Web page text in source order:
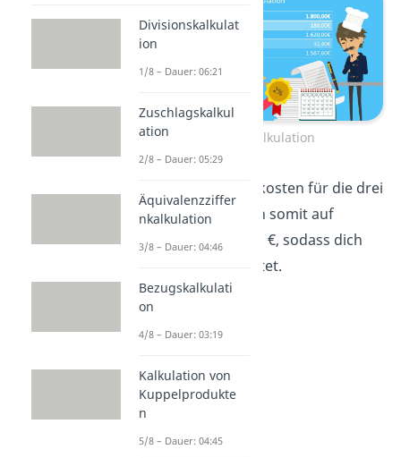
Bezugskalkulation
Die Anschaffungskosten für die drei
Öfen belaufen sich somit auf
insgesamt 1787,60 €, sodass dich
einer 595,87 € kostet.
Divisionskalkulat
ion
1/8 – Dauer: 06:21
Zuschlagskalkul
ation
2/8 – Dauer: 05:29
Äquivalenzziffer
nkalkulation
3/8 – Dauer: 04:46
Bezugskalkulati
on
4/8 – Dauer: 03:19
Kalkulation von
Kuppelprodukte
n
5/8 – Dauer: 04:45